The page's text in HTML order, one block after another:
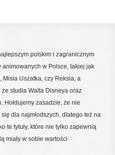
polskim i zagranicznym
w Polsce, takiej jak
Uszatka, czy Reksia, a
ze studia Walta Disneya oraz
Hołdujemy zasadzie, że nie
dla najmłodszych, dlatego też na
te tytuły, które nie tylko zapewnią
miały w sobie wartości